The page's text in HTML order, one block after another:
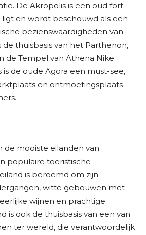
De Akropolis is een oud fort
en wordt beschouwd als een
bezienswaardigheden van
de thuisbasis van het Parthenon,
de Tempel van Athena Nike.
is de oude Agora een must-see,
en ontmoetingsplaats
de mooiste eilanden van
populaire toeristische
is beroemd om zijn
witte gebouwen met
wijnen en prachtige
is ook de thuisbasis van een van
ter wereld, die verantwoordelijk